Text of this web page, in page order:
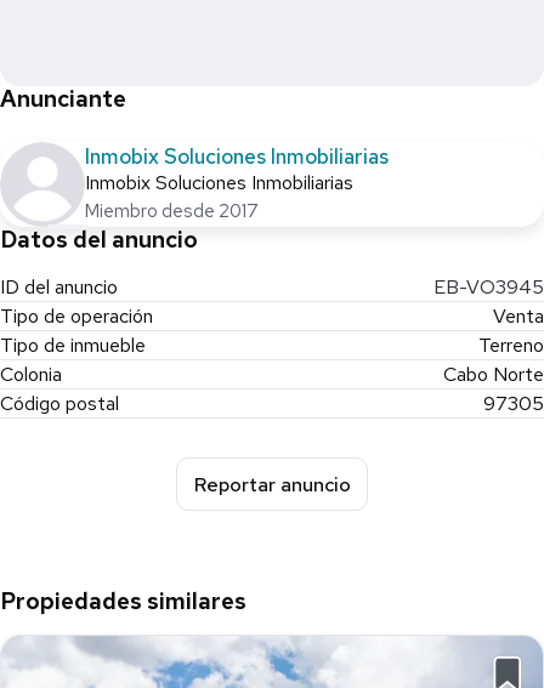
*Adult Park
*Baby Park
*Ciudad deportiva
*Lagos oriente
*Anfiteatro
Documentación al día!
Anunciante
Inmobix Soluciones Inmobiliarias
Inmobix Soluciones Inmobiliarias
Miembro desde 2017
Datos del anuncio
ID del anuncio
EB-VO3945
Tipo de operación
Venta
Tipo de inmueble
Terreno
Colonia
Cabo Norte
Código postal
97305
Reportar anuncio
Propiedades similares